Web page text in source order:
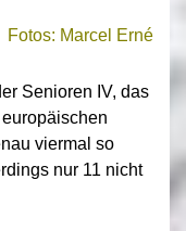
Fotos: Marcel Erné
Senioren IV, das
viermal so
nur 11 nicht